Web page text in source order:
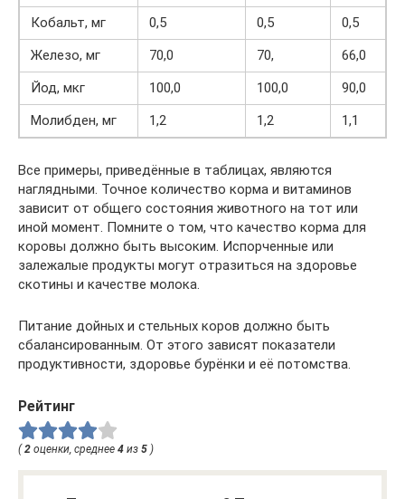
Кобальт, мг
0,5 0,5
0,5
Железо, мг
70,0 70,
66,0
Йод, мкг
100,0 100,0
90,0
Молибден, мг
1,2 1,2 1,1
Все примеры, приведённые в таблицах, являются
наглядными. Точное количество корма и витаминов
зависит от общего состояния животного на тот или
иной момент. Помните о том, что качество корма для
коровы должно быть высоким. Испорченные или
залежалые продукты могут отразиться на здоровье
скотины и качестве молока.
Питание дойных и стельных коров должно быть
сбалансированным. От этого зависят показатели
продуктивности, здоровье бурёнки и её потомства.
Рейтинг
( 2 оценки, среднее 4 из 5 )